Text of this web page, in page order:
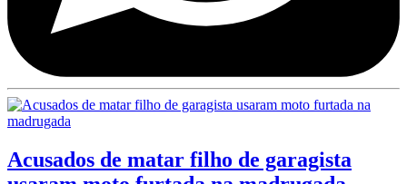
Acusados de matar filho de garagista